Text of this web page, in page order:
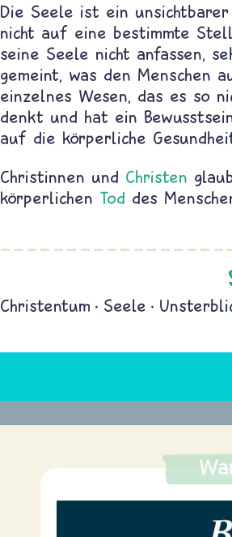
Die Seele ist ein
nicht auf eine bestimmte
seine Seele nicht anfassen,
gemeint, was den Menschen
einzelnes Wesen, das es so
denkt und hat ein
auf die körperliche
Christinnen und Christen
körperlichen Tod des
Christentum Seele